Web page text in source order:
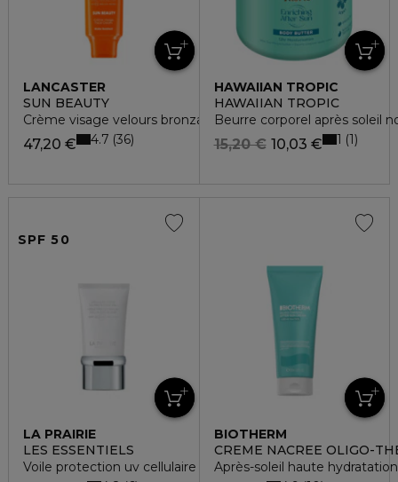
LANCASTER
SUN BEAUTY
Crème visage velours bronzage lumineux spf30
47,20 € 4.7 36
HAWAIIAN TROPIC
HAWAIIAN TROPIC
Beurre corporel après soleil
10,03 €
15,20 € 1 1
SPF 50
LA PRAIRIE
LES ESSENTIELS
Voile protection uv cellulaire suisse spf 50
BIOTHERM
CREME NACREE OLIGO-
Après-soleil haute